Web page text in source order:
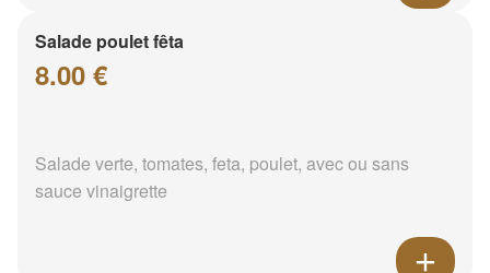
Salade poulet fêta
8.00 €
Salade verte, tomates, feta, poulet, avec ou sans
sauce vinaigrette